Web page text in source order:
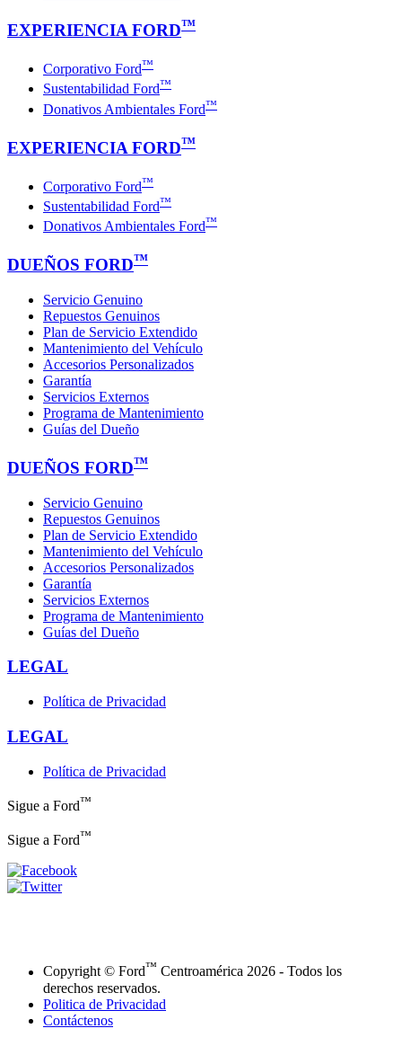
EXPERIENCIA FORD™
Corporativo Ford™
Sustentabilidad Ford™
Donativos Ambientales Ford™
EXPERIENCIA FORD™
Corporativo Ford™
Sustentabilidad Ford™
Donativos Ambientales Ford™
DUEÑOS FORD™
Servicio Genuino
Repuestos Genuinos
Plan de Servicio Extendido
Mantenimiento del Vehículo
Accesorios Personalizados
Garantía
Servicios Externos
Programa de Mantenimiento
Guías del Dueño
DUEÑOS FORD™
Servicio Genuino
Repuestos Genuinos
Plan de Servicio Extendido
Mantenimiento del Vehículo
Accesorios Personalizados
Garantía
Servicios Externos
Programa de Mantenimiento
Guías del Dueño
LEGAL
Política de Privacidad
LEGAL
Política de Privacidad
Sigue a Ford™
Sigue a Ford™
Copyright © Ford™ Centroamérica 2026 - Todos los
derechos reservados.
Politica de Privacidad
Contáctenos